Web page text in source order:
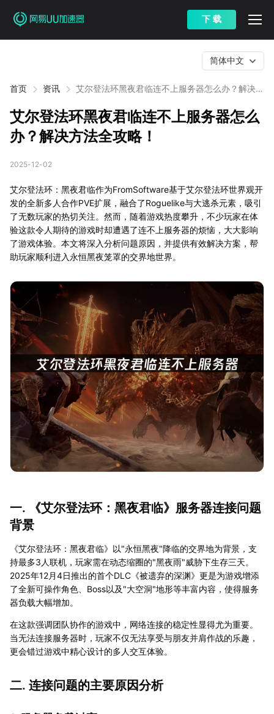
下 载
首页 资讯
艾尔登法环黑夜君临连不上服务器怎么办？解决方
简体中文
艾尔登法环黑夜君临连不上服务器怎么
办？解决方法全攻略！
2025-12-02
艾尔登法环：黑夜君临作为FromSoftware基于艾尔登法环世界观开
发的全新多人合作PVE扩展，融合了Roguelike与大逃杀元素，吸引
了无数玩家的热切关注。然而，随着游戏热度攀升，不少玩家在体
验这款令人期待的游戏时却遭遇了连不上服务器的烦恼，大大影响
了游戏体验。本文将深入分析问题原因，并提供有效解决方案，帮
助玩家顺利进入永恒黑夜笼罩的交界地世界。
一. 《艾尔登法环：黑夜君临》服务器连接问题
背景
《艾尔登法环：黑夜君临》以"永恒黑夜"降临的交界地为背景，支
持最多3人联机，玩家需在动态缩圈的"黑夜雨"威胁下生存三天。
2025年12月4日推出的首个DLC《被遗弃的深渊》更是为游戏增添
了全新可操作角色、Boss以及"大空洞"地形等丰富内容，使得服务
器负载大幅增加。
在这款强调团队协作的游戏中，网络连接的稳定性显得尤为重要。
当无法连接服务器时，玩家不仅无法享受与朋友并肩作战的乐趣，
更会错过游戏中精心设计的多人交互体验。
二. 连接问题的主要原因分析